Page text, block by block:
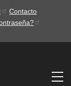
Contacto